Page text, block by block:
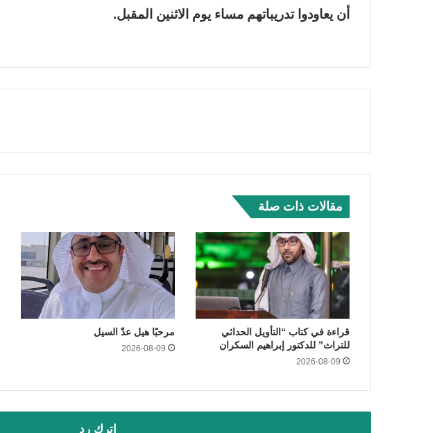
أن يعاودوا تدريباتهم مساء يوم الاثنين المقبل.
مقالات ذات صلة
قراءة في كتاب “التأويل الحداثي
للتراث” للدكتور إبراهيم السكران
2026-08-09
مرحبًا هيل عدّ السيل
2026-08-09
اترك رد